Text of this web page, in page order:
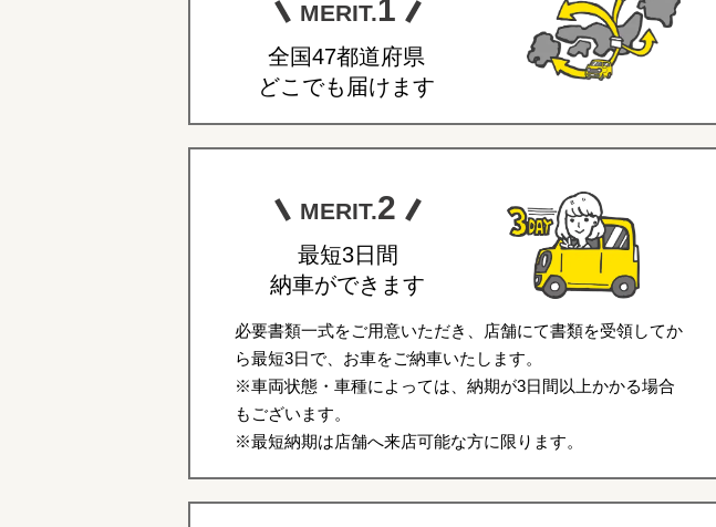
MERIT.1
全国47都道府県
どこでも届けます
MERIT.2
最短3日間
納車ができます
必要書類一式をご用意いただき、店舗にて書類を受領してか
ら最短3日で、お車をご納車いたします。
※車両状態・車種によっては、納期が3日間以上かかる場合
もございます。
※最短納期は店舗へ来店可能な方に限ります。